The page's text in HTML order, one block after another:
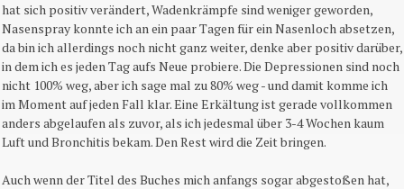
hat sich positiv verändert, Wadenkrämpfe sind weniger geworden,
Nasenspray konnte ich an ein paar Tagen für ein Nasenloch absetzen,
da bin ich allerdings noch nicht ganz weiter, denke aber positiv darüber,
in dem ich es jeden Tag aufs Neue probiere. Die Depressionen sind noch
nicht 100% weg, aber ich sage mal zu 80% weg - und damit komme ich
im Moment auf jeden Fall klar. Eine Erkältung ist gerade vollkommen
anders abgelaufen als zuvor, als ich jedesmal über 3-4 Wochen kaum
Luft und Bronchitis bekam. Den Rest wird die Zeit bringen.
Auch wenn der Titel des Buches mich anfangs sogar abgestoßen hat,